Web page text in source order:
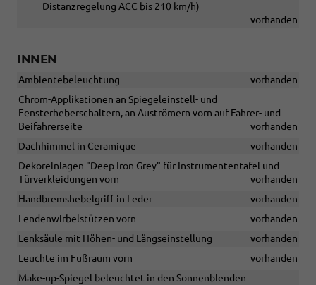
Distanzregelung ACC bis 210 km/h)
vorhanden
INNEN
Ambientebeleuchtung
vorhanden
Chrom-Applikationen an Spiegeleinstell- und
Fensterheberschaltern, an Auströmern vorn auf Fahrer- und
Beifahrerseite
vorhanden
Dachhimmel in Ceramique
vorhanden
Dekoreinlagen "Deep Iron Grey" für Instrumententafel und
Türverkleidungen vorn
vorhanden
Handbremshebelgriff in Leder
vorhanden
Lendenwirbelstützen vorn
vorhanden
Lenksäule mit Höhen- und Längseinstellung
vorhanden
Leuchte im Fußraum vorn
vorhanden
Make-up-Spiegel beleuchtet in den Sonnenblenden